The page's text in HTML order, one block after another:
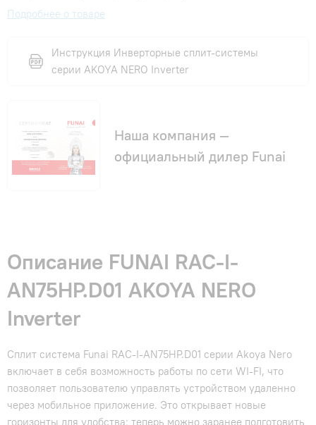
Подробнее о товаре
Инструкция Инверторные сплит-системы
серии AKOYA NERO Inverter
Наша компания —
официальный дилер Funai
Описание FUNAI RAC-I-
AN75HP.D01 AKOYA NERO
Inverter
Сплит система Funai RAC-I-AN75HP.D01 серии Akoya Nero
включает в себя возможность работы по сети WI-FI, что
позволяет пользователю управлять устройством удаленно
через мобильное приложение. Это открывает новые
горизонты для удобства: теперь можно заранее подготовить